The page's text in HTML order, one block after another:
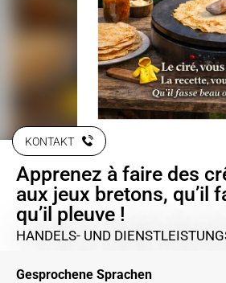
KONTAKT
Apprenez à faire des
aux jeux bretons, qu’il
qu’il pleuve !
HANDELS- UND
Gesprochene Sprachen